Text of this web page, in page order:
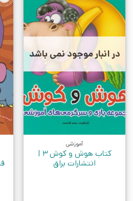
در انبار موجود نمی باشد
آموزشی
کتاب هوش و کوش 3 |
انتشارات براق